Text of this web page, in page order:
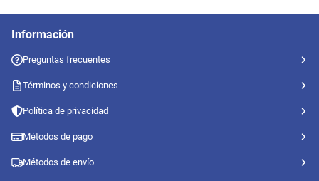
Información
Preguntas frecuentes
Términos y condiciones
Política de privacidad
Métodos de pago
Métodos de envío